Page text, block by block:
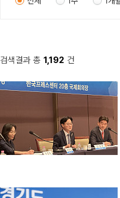
검색결과 총 1,192 건